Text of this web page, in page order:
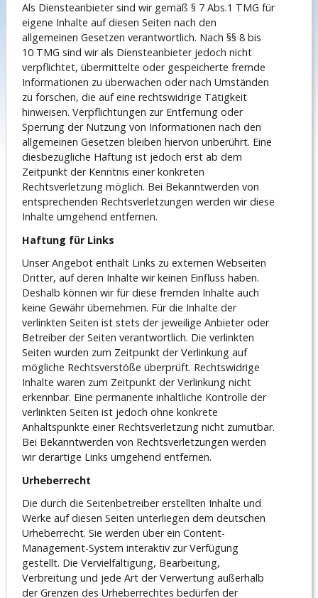
Als Diensteanbieter sind wir gemäß § 7 Abs.1 TMG für
eigene Inhalte auf diesen Seiten nach den
allgemeinen Gesetzen verantwortlich. Nach §§ 8 bis
10 TMG sind wir als Diensteanbieter jedoch nicht
verpflichtet, übermittelte oder gespeicherte fremde
Informationen zu überwachen oder nach Umständen
zu forschen, die auf eine rechtswidrige Tätigkeit
hinweisen. Verpflichtungen zur Entfernung oder
Sperrung der Nutzung von Informationen nach den
allgemeinen Gesetzen bleiben hiervon unberührt. Eine
diesbezügliche Haftung ist jedoch erst ab dem
Zeitpunkt der Kenntnis einer konkreten
Rechtsverletzung möglich. Bei Bekanntwerden von
entsprechenden Rechtsverletzungen werden wir diese
Inhalte umgehend entfernen.
Haftung für Links
Unser Angebot enthält Links zu externen Webseiten
Dritter, auf deren Inhalte wir keinen Einfluss haben.
Deshalb können wir für diese fremden Inhalte auch
keine Gewähr übernehmen. Für die Inhalte der
verlinkten Seiten ist stets der jeweilige Anbieter oder
Betreiber der Seiten verantwortlich. Die verlinkten
Seiten wurden zum Zeitpunkt der Verlinkung auf
mögliche Rechtsverstöße überprüft. Rechtswidrige
Inhalte waren zum Zeitpunkt der Verlinkung nicht
erkennbar. Eine permanente inhaltliche Kontrolle der
verlinkten Seiten ist jedoch ohne konkrete
Anhaltspunkte einer Rechtsverletzung nicht zumutbar.
Bei Bekanntwerden von Rechtsverletzungen werden
wir derartige Links umgehend entfernen.
Urheberrecht
Die durch die Seitenbetreiber erstellten Inhalte und
Werke auf diesen Seiten unterliegen dem deutschen
Urheberrecht. Sie werden über ein Content-
Management-System interaktiv zur Verfügung
gestellt. Die Vervielfältigung, Bearbeitung,
Verbreitung und jede Art der Verwertung außerhalb
der Grenzen des Urheberrechtes bedürfen der